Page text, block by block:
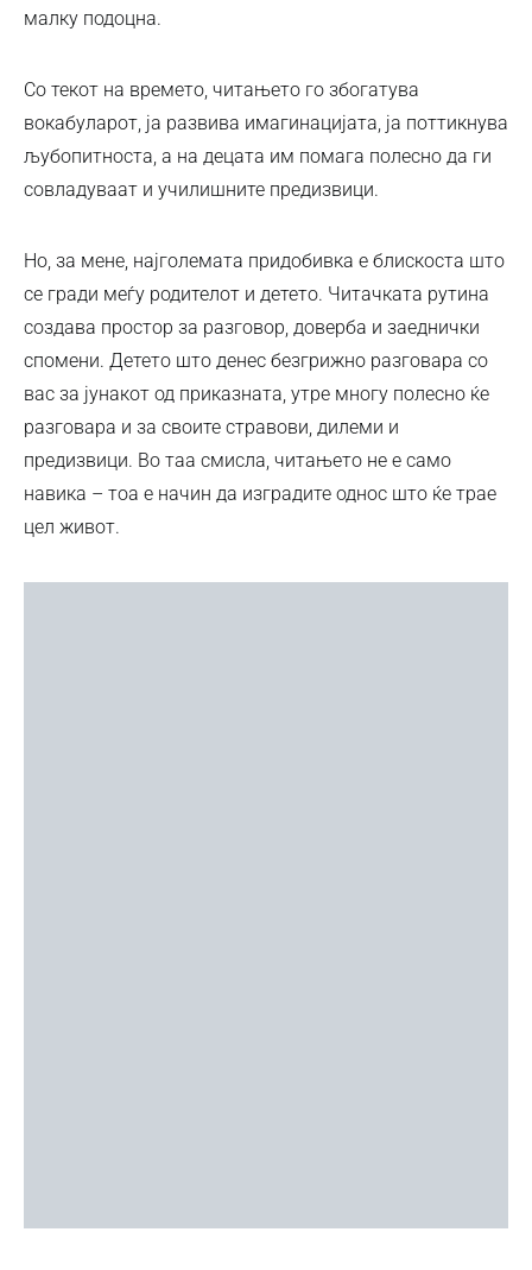
малку подоцна.
Со текот на времето, читањето го збогатува
вокабуларот, ја развива имагинацијата, ја поттикнува
љубопитноста, а на децата им помага полесно да ги
совладуваат и училишните предизвици.
Но, за мене, најголемата придобивка е блискоста што
се гради меѓу родителот и детето. Читачката рутина
создава простор за разговор, доверба и заеднички
спомени. Детето што денес безгрижно разговара со
вас за јунакот од приказната, утре многу полесно ќе
разговара и за своите стравови, дилеми и
предизвици. Во таа смисла, читањето не е само
навика – тоа е начин да изградите однос што ќе трае
цел живот.